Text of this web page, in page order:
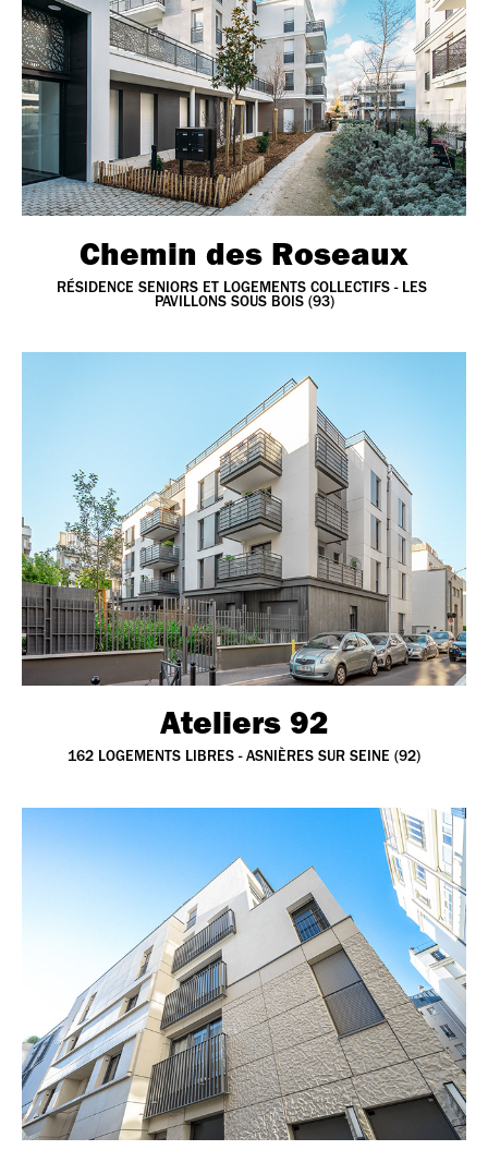
Chemin des Roseaux
RÉSIDENCE SENIORS ET LOGEMENTS COLLECTIFS - LES
PAVILLONS SOUS BOIS (93)
Ateliers 92
162 LOGEMENTS LIBRES - ASNIÈRES SUR SEINE (92)